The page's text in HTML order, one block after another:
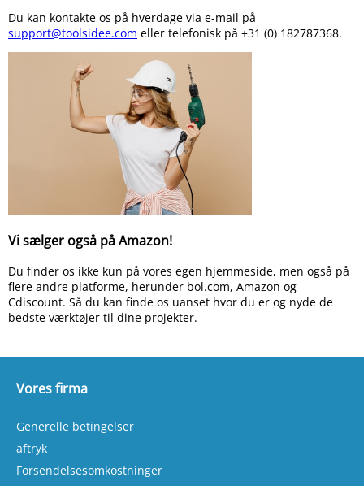
Du kan kontakte os på hverdage via e-mail på
support@toolsidee.com eller telefonisk på +31 (0) 182787368.
Vi sælger også på Amazon!
Du finder os ikke kun på vores egen hjemmeside, men også på
flere andre platforme, herunder bol.com, Amazon og
Cdiscount. Så du kan finde os uanset hvor du er og nyde de
bedste værktøjer til dine projekter.
Vores firma
Generelle betingelser
aftryk
Forsendelsesomkostninger